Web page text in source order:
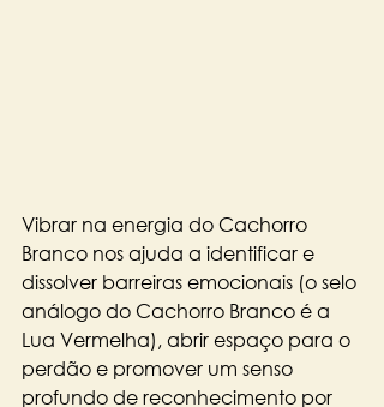
Vibrar na energia do Cachorro
Branco nos ajuda a identificar e
dissolver barreiras emocionais (o selo
análogo do Cachorro Branco é a
Lua Vermelha), abrir espaço para o
perdão e promover um senso
profundo de reconhecimento por